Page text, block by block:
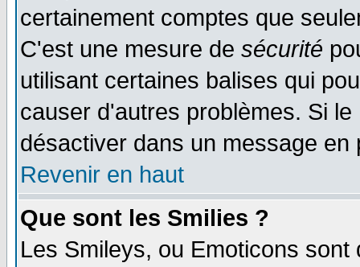
certainement comptes que
C'est une mesure de sécurité
utilisant certaines balises qui
causer d'autres problèmes. Si
désactiver dans un message
Revenir en haut
Que sont les Smilies ?
Les Smileys, ou Emoticons